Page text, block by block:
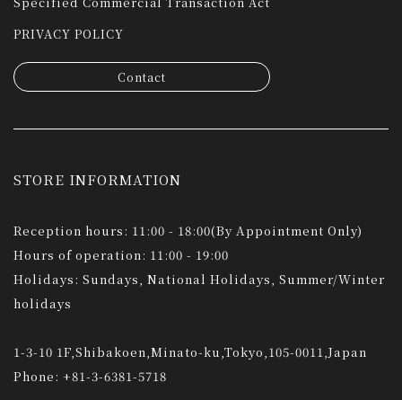
PRIVACY POLICY
Contact
STORE INFORMATION
Reception hours: 11:00 - 18:00(By Appointment Only)
Hours of operation: 11:00 - 19:00
Holidays: Sundays, National Holidays, Summer/Winter
holidays
1-3-10 1F,Shibakoen,Minato-ku,Tokyo,105-0011,Japan
Phone: +81-3-6381-5718